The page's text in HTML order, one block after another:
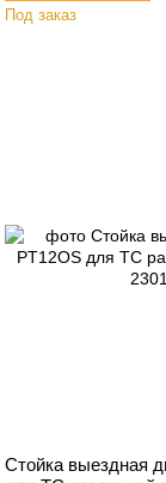
Под заказ
Стойка выездная